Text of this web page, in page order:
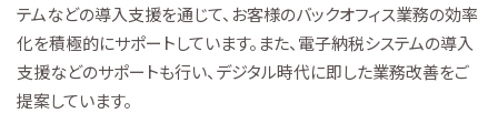
テムなどの導入支援を通じて、お客様のバックオフィス業務の効率
化を積極的にサポートしています。また、電子納税システムの導入
支援などのサポートも行い、デジタル時代に即した業務改善をご
提案しています。